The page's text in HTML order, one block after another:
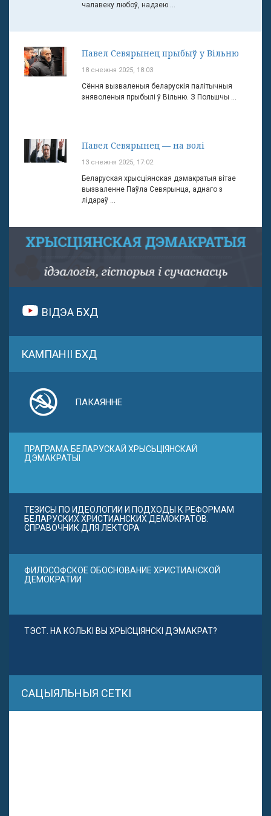
чалавеку любоў, надзею ...
Павел Севярынец прыбыў у Вільню
18 снежня 2025, 18:03
Сёння вызваленыя беларускія палітычныя
зняволеныя прыбылі ў Вільню. З Польшчы ...
Павел Севярынец — на волі
13 снежня 2025, 17:02
Беларуская хрысціянская дэмакратыя вітае
вызваленне Паўла Севярынца, аднаго з
лідараў ...
ВІДЭА БХД
КАМПАНІІ БХД
ПАКАЯННЕ
ПРАГРАМА БЕЛАРУСКАЙ ХРЫСЬЦІЯНСКАЙ
ДЭМАКРАТЫІ
ТЕЗИСЫ ПО ИДЕОЛОГИИ И ПОДХОДЫ К РЕФОРМАМ
БЕЛАРУСКИХ ХРИСТИАНСКИХ ДЕМОКРАТОВ.
СПРАВОЧНИК ДЛЯ ЛЕКТОРА
ФИЛОСОФСКОЕ ОБОСНОВАНИЕ ХРИСТИАНСКОЙ
ДЕМОКРАТИИ
ТЭСТ. НА КОЛЬКІ ВЫ ХРЫСЦІЯНСКІ ДЭМАКРАТ?
САЦЫЯЛЬНЫЯ СЕТКІ